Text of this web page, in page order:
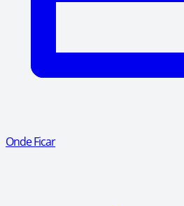
Onde Ficar